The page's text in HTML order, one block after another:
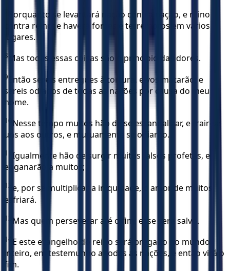
Porquanto se levantará nação contra nação, e reino
contra reino; e haverá fomes e terremotos em vários
lugares.
8 Mas todas essas coisas são o princípio das dores.
9
Então sereis entregues à tortura, e vos matarão; e
sereis odiados de todas as nações por causa do meu
nome.
10 Nesse tempo muitos hão de se escandalizar, e trair-se
uns aos outros, e mutuamente se odiarão.
11
Igualmente hão de surgir muitos falsos profetas, e
enganarão a muitos;
12 e, por se multiplicar a iniquidade, o amor de muitos
esfriará.
13 Mas quem perseverar até o fim, esse será salvo.
14 E este evangelho do reino será pregado no mundo
inteiro, em testemunho a todas as nações, e então virá o
fim.